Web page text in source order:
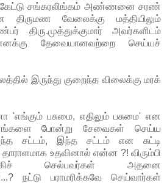
கேட்டு சங்கரலிங்கம் அண்ணனை சரண்
திருமண வேலைக்கு மத்தியிலும்
அவர்களிடம்
தேவையானவற்றை செய்யச்
இருந்து குறைந்த விலைக்கு மரக்
பசுமை, எதிலும் பசுமை' என
எங்களை போன்று சேவைகள் செய்ய
சட்டம், இந்த சட்டம் என சுட்டி
உதவினால் என்ன ?! விரும்பி
செல்பவர்கள் அதனை
நட்டு பராமரிக்கவே செய்வார்கள்